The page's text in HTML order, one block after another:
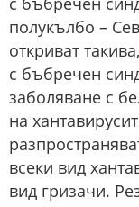
полукълбо –
откриват
с бъбречен
заболяване с
на
всеки вид
вид гризачи.